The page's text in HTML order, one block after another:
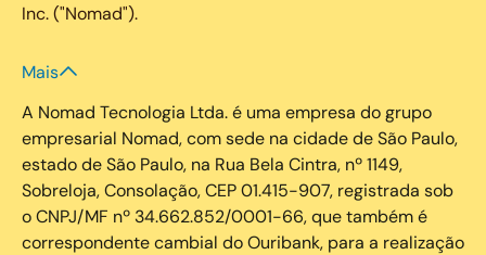
Inc. ("Nomad").
Mais
A Nomad Tecnologia Ltda. é uma empresa do grupo
empresarial Nomad, com sede na cidade de São Paulo,
estado de São Paulo, na Rua Bela Cintra, nº 1149,
Sobreloja, Consolação, CEP 01.415-907, registrada sob
o CNPJ/MF nº 34.662.852/0001-66, que também é
correspondente cambial do Ouribank, para a realização